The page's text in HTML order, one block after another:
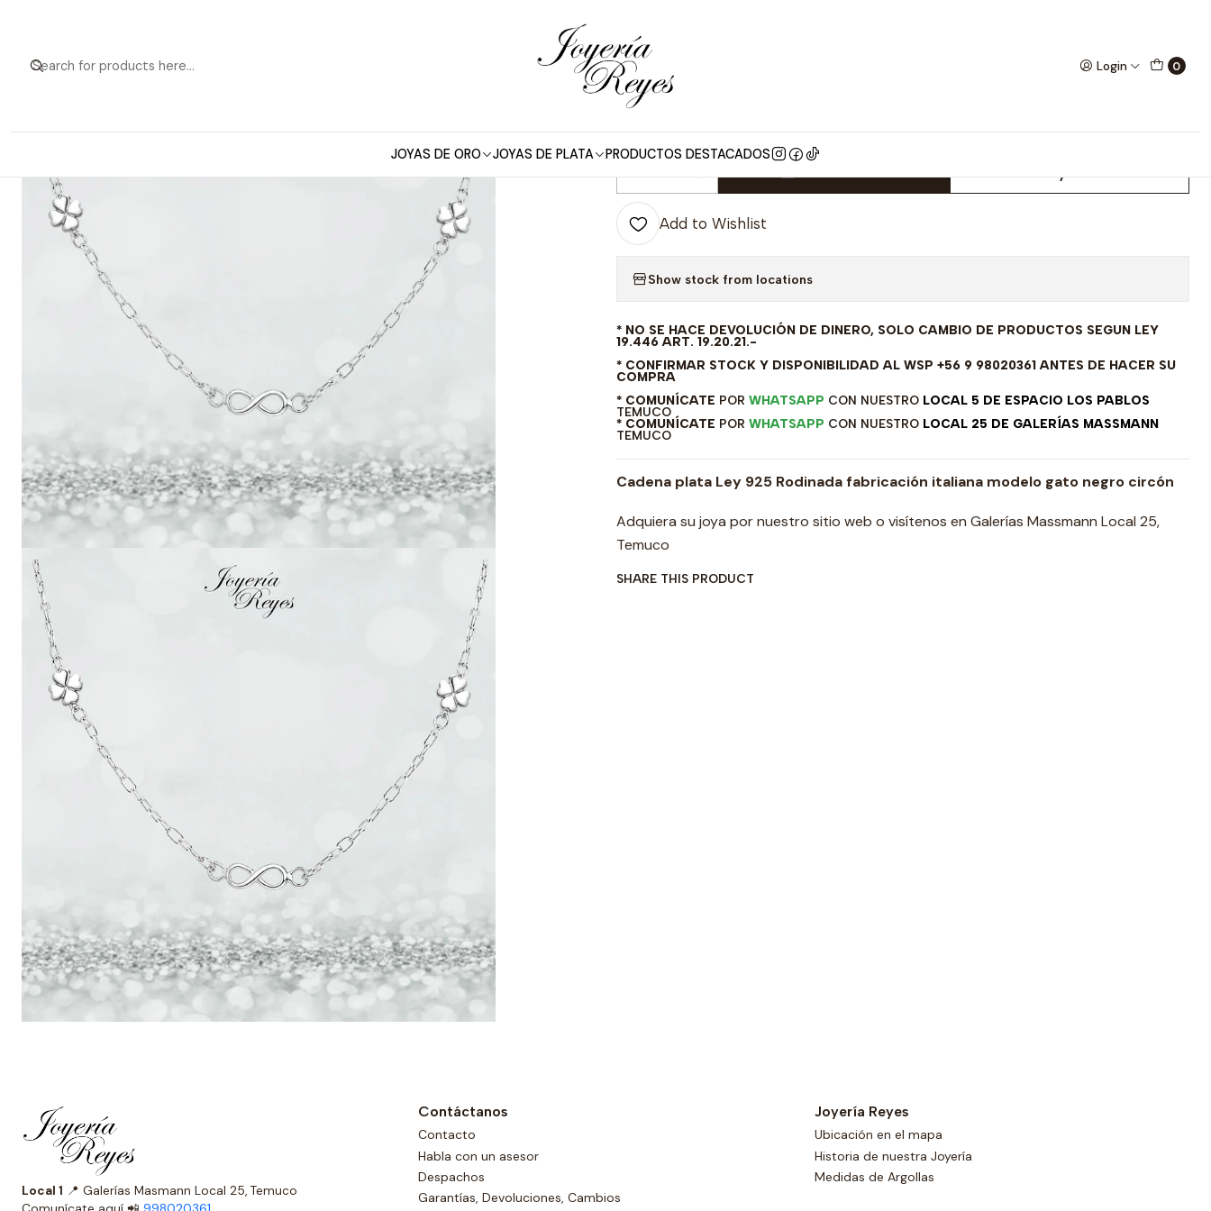
Login 0
JOYAS DE ORO JOYAS DE PLATA PRODUCTOS DESTACADOS
|
Cadena de Plata Rodinada Fabricación
Italiana 925 modelo GIA13811
Quantity
Add to Wishlist
Show stock from locations
* NO SE HACE DEVOLUCIÓN DE DINERO, SOLO CAMBIO DE PRODUCTOS SEGUN LEY
19.446 ART. 19.20.21.-
* CONFIRMAR STOCK Y DISPONIBILIDAD AL WSP +56 9 98020361 ANTES DE HACER SU
COMPRA
* COMUNÍCATE POR WHATSAPP CON NUESTRO LOCAL 5 DE ESPACIO LOS PABLOS
TEMUCO
* COMUNÍCATE POR WHATSAPP CON NUESTRO LOCAL 25 DE GALERÍAS MASSMANN
TEMUCO
Cadena plata Ley 925 Rodinada fabricación italiana modelo gato negro circón
Adquiera su joya por nuestro sitio web o visítenos en Galerías Massmann Local 25,
Temuco
SHARE THIS PRODUCT
Local 1 📍 Galerías Masmann Local 25, Temuco
Contáctanos
Contacto
Habla con un asesor
Despachos
Garantías, Devoluciones, Cambios
Joyería Reyes
Ubicación en el mapa
Historia de nuestra Joyería
Medidas de Argollas